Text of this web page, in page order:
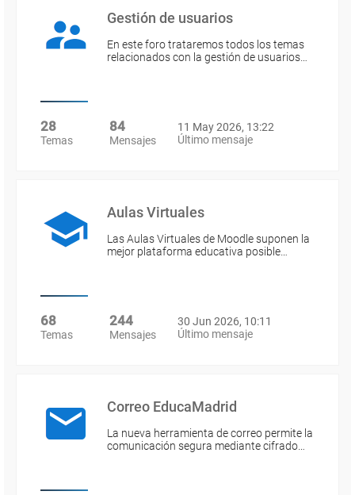
Gestión de usuarios
En este foro trataremos todos los temas
relacionados con la gestión de usuarios…
28
Temas
84
Mensajes
11 May 2026, 13:22
Último mensaje
Aulas Virtuales
Las Aulas Virtuales de Moodle suponen la
mejor plataforma educativa posible…
68
Temas
244
Mensajes
30 Jun 2026, 10:11
Último mensaje
Correo EducaMadrid
La nueva herramienta de correo permite la
comunicación segura mediante cifrado…